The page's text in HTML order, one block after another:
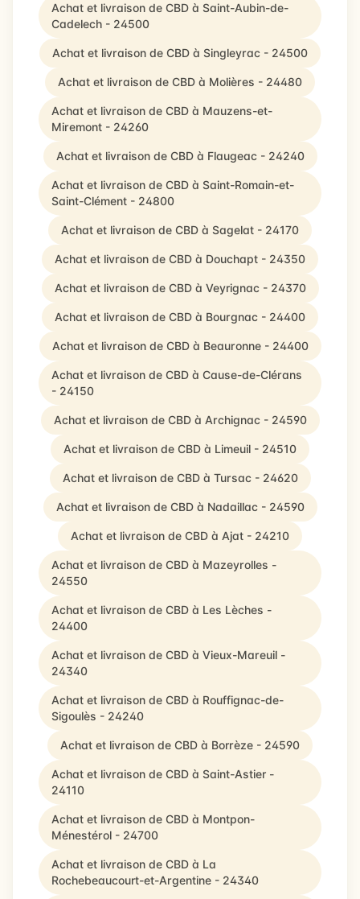
Achat et livraison de CBD à Saint-Aubin-de-
Cadelech - 24500
Achat et livraison de CBD à Singleyrac - 24500
Achat et livraison de CBD à Molières - 24480
Achat et livraison de CBD à Mauzens-et-
Miremont - 24260
Achat et livraison de CBD à Flaugeac - 24240
Achat et livraison de CBD à Saint-Romain-et-
Saint-Clément - 24800
Achat et livraison de CBD à Sagelat - 24170
Achat et livraison de CBD à Douchapt - 24350
Achat et livraison de CBD à Veyrignac - 24370
Achat et livraison de CBD à Bourgnac - 24400
Achat et livraison de CBD à Beauronne - 24400
Achat et livraison de CBD à Cause-de-Clérans
- 24150
Achat et livraison de CBD à Archignac - 24590
Achat et livraison de CBD à Limeuil - 24510
Achat et livraison de CBD à Tursac - 24620
Achat et livraison de CBD à Nadaillac - 24590
Achat et livraison de CBD à Ajat - 24210
Achat et livraison de CBD à Mazeyrolles -
24550
Achat et livraison de CBD à Les Lèches -
24400
Achat et livraison de CBD à Vieux-Mareuil -
24340
Achat et livraison de CBD à Rouffignac-de-
Sigoulès - 24240
Achat et livraison de CBD à Borrèze - 24590
Achat et livraison de CBD à Saint-Astier -
24110
Achat et livraison de CBD à Montpon-
Ménestérol - 24700
Achat et livraison de CBD à La
Rochebeaucourt-et-Argentine - 24340